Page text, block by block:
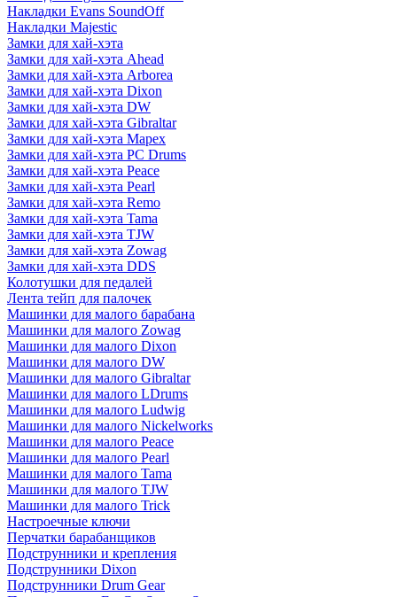
Накладки Evans SoundOff
Накладки Majestic
Замки для хай-хэта
Замки для хай-хэта Ahead
Замки для хай-хэта Arborea
Замки для хай-хэта Dixon
Замки для хай-хэта DW
Замки для хай-хэта Gibraltar
Замки для хай-хэта Mapex
Замки для хай-хэта PC Drums
Замки для хай-хэта Peace
Замки для хай-хэта Pearl
Замки для хай-хэта Remo
Замки для хай-хэта Tama
Замки для хай-хэта TJW
Замки для хай-хэта Zowag
Замки для хай-хэта DDS
Колотушки для педалей
Лента тейп для палочек
Машинки для малого барабана
Машинки для малого Zowag
Машинки для малого Dixon
Машинки для малого DW
Машинки для малого Gibraltar
Машинки для малого LDrums
Машинки для малого Ludwig
Машинки для малого Nickelworks
Машинки для малого Peace
Машинки для малого Pearl
Машинки для малого Tama
Машинки для малого TJW
Машинки для малого Trick
Настроечные ключи
Перчатки барабанщиков
Подструнники и крепления
Подструнники Dixon
Подструнники Drum Gear